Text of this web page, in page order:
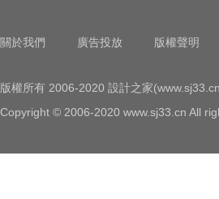
關於我們 廣告投放 版權聲明
版權所有 2006-2020 設計之家
Copyright © 2006-2020 www.sj33.cn All